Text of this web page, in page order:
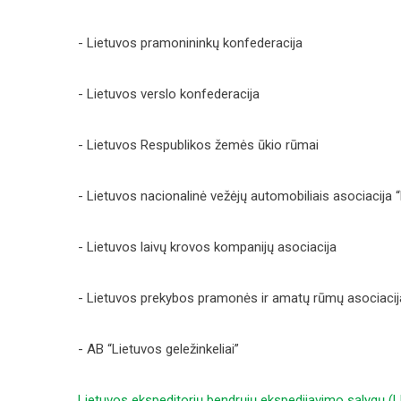
- Lietuvos pramonininkų konfederacija
- Lietuvos verslo konfederacija
- Lietuvos Respublikos žemės ūkio rūmai
- Lietuvos nacionalinė vežėjų automobiliais asociacija
- Lietuvos laivų krovos kompanijų asociacija
- Lietuvos prekybos pramonės ir amatų rūmų
- AB “Lietuvos geležinkeliai”